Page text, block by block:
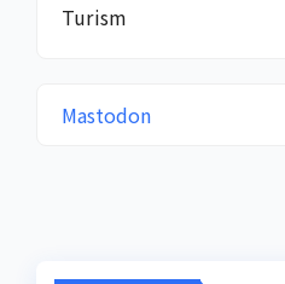
Turism
Mastodon